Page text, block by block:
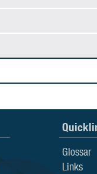
Glossar
Links